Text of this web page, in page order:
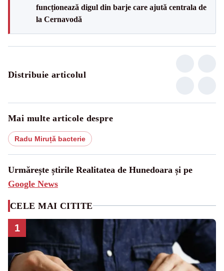
funcționează digul din barje care ajută centrala de
la Cernavodă
Distribuie articolul
Mai multe articole despre
Radu Miruță bacterie
Urmărește știrile Realitatea de Hunedoara și pe
Google News
CELE MAI CITITE
1